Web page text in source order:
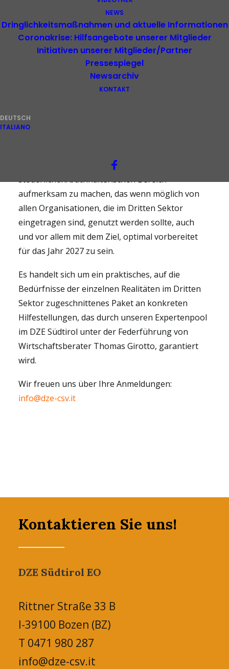
NEWS
Dringlichkeitsmaßnahmen und aktuelle Informationen
Coronakrise: Hilfsangebote unserer Mitglieder
Initiativen unserer Mitglieder/Partner
Pressespiegel
Newsarchiv
KONTAKT
DEUTSCH
ITALIANO
Sehr geehrte Vereine,
Sehr geehrte Damen und Herren,
steuerlichen/buchhalterischen Bereich
aufmerksam zu machen, das wenn möglich von
allen Organisationen, die im Dritten Sektor
eingetragen sind, genutzt werden sollte, auch
und vor allem mit dem Ziel, optimal vorbereitet
für das Jahr 2027 zu sein.
Es handelt sich um ein praktisches, auf die
Bedürfnisse der einzelnen Realitäten im Dritten
Sektor zugeschnittenes Paket an konkreten
Hilfestellungen, das durch unseren Expertenpool
im DZE Südtirol unter der Federführung von
Wirtschaftsberater Thomas Girotto, garantiert
wird.
Wir freuen uns über Ihre Anmeldungen:
info@dze-csv.it
Kontaktieren Sie uns!
DZE Südtirol EO
Rittner Straße 33 B
I-39100 Bozen (BZ)
T 0471 980 287
info@dze-csv.it